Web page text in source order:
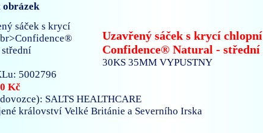
obrázek
Uzavřený sáček s krycí chlopní
Confidence® Natural - střední
30KS 35MM VYPUSTNY
5002796
Kč
SALTS HEALTHCARE
království Velké Británie a Severního Irska